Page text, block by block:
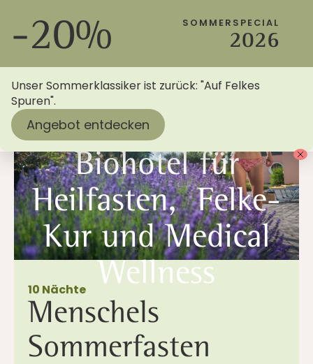
Biohotel für
Heilfasten, Felke-
Kur und Medical
Wellness
Sommerfasten 2026
10 Nächte
Menschels
Sommerfasten
-20% SOMMERSPECIAL
2026
Unser Sommerklassiker ist zurück: "Auf Felkes
Spuren".
Angebot entdecken